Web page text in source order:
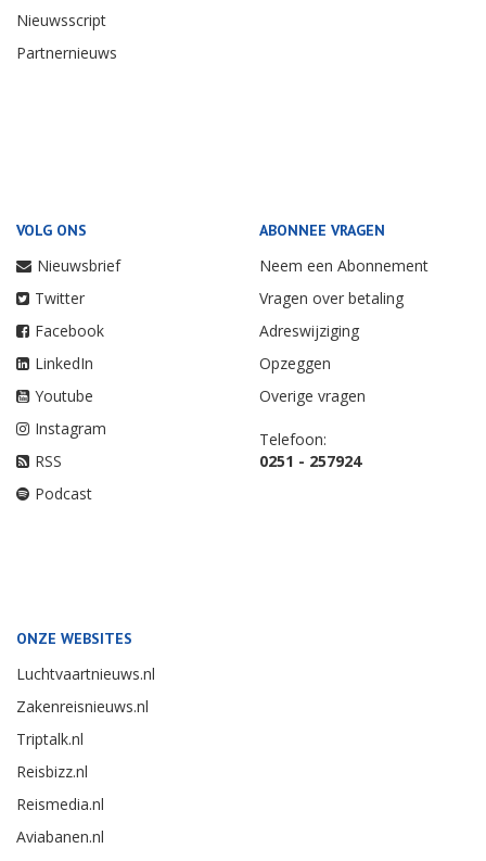
Nieuwsscript
Partnernieuws
VOLG ONS
Nieuwsbrief
Twitter
Facebook
LinkedIn
Youtube
Instagram
RSS
Podcast
ABONNEE VRAGEN
Neem een Abonnement
Vragen over betaling
Adreswijziging
Opzeggen
Overige vragen
Telefoon:
0251 - 257924
ONZE WEBSITES
Luchtvaartnieuws.nl
Zakenreisnieuws.nl
Triptalk.nl
Reisbizz.nl
Reismedia.nl
Aviabanen.nl